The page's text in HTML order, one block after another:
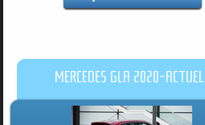
MERCEDES GLA 2020-ACTUEL